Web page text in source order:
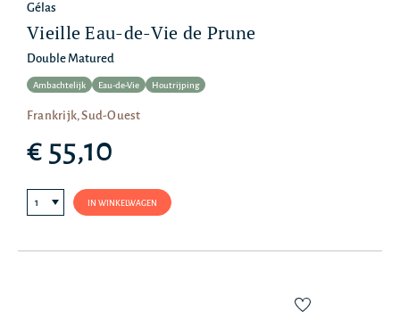
Gélas
Vieille Eau-de-Vie de Prune
Double Matured
Ambachtelijk Eau-de-Vie Houtrijping
Frankrijk, Sud-Ouest
€ 55,10
IN WINKELWAGEN